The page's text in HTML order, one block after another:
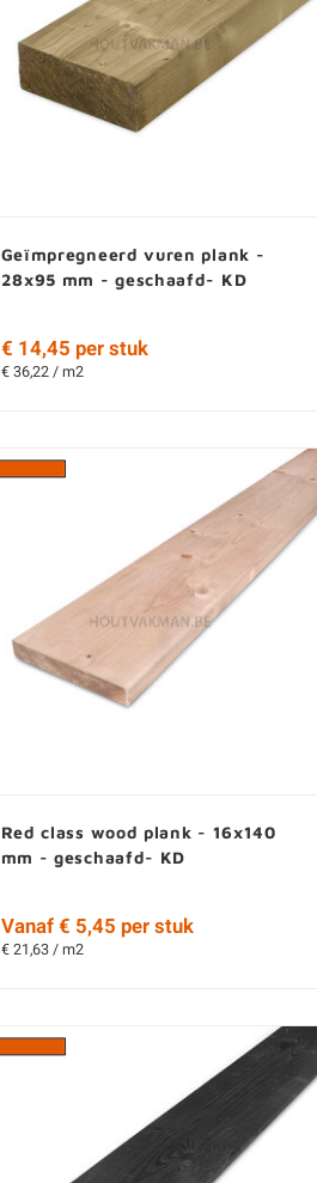
Geïmpregneerd vuren plank -
28x95 mm - geschaafd- KD
€ 14,45 per stuk
€ 36,22 / m2
Red class wood plank - 16x140
mm - geschaafd- KD
Vanaf € 5,45 per stuk
€ 21,63 / m2